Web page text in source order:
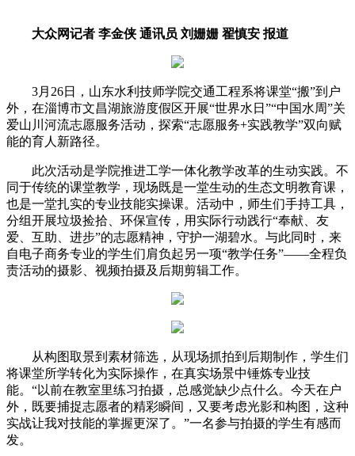
大众网记者 李金侠 通讯员 刘姗姗 翟慎安 报道
3月26日，山东水利技师学院交通工程系将课堂“搬”到户
外，在淄博市文昌湖旅游度假区开展“世界水日”“中国水周”关
爱山川河流志愿服务活动，探索“志愿服务+实践教学”双向赋
能的育人新路径。
此次活动是学院推进工学一体化教学改革的生动实践。不
同于传统的课堂教学，现场既是一堂生动的生态文明教育课，
也是一堂扎实的专业技能实操课。活动中，师生们手持工具，
分组开展垃圾捡拾、环保宣传，用实际行动践行“奉献、友
爱、互助、进步”的志愿精神，守护一湖碧水。与此同时，来
自电子商务专业的学生们肩负起另一项“教学任务”——全程负
责活动的摄影、视频拍摄及后期剪辑工作。
从构图取景到素材筛选，从现场抓拍到后期制作，学生们
将课堂所学转化为实际操作，在真实场景中锤炼专业技
能。“以前在教室里练习拍摄，总感觉缺少点什么。今天在户
外，既要捕捉志愿者的精彩瞬间，又要考虑光影和构图，这种
实战让我对技能的掌握更深了。”一名参与拍摄的学生有感而
发。